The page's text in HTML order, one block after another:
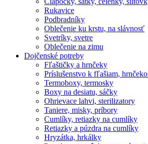
Rukavice
Podbradníky
Oblečenie ku krstu, na slávnosť
Svetríky, svetre
Oblečenie na zimu
Dojčenské potreby
Fľaštičky a hrnčeky
Príslušenstvo k fľašiam,
Termoboxy, termosky
Boxy na desiatu, sáčky
Ohrievace lahvi, sterilizatory
Taniere, misky, príbory
Cumlíky, retiazky na cumlíky
Retiazky a púzdra na cumlíky
Hryzátka, hrkálky